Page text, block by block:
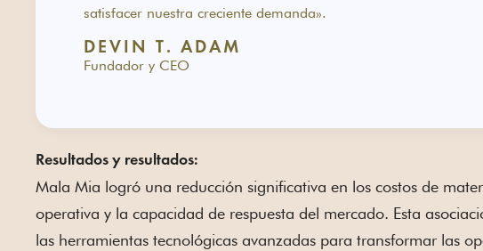
satisfacer nuestra creciente demanda».
DEVIN T. ADAM
Fundador y CEO
Resultados y resultados:
Mala Mia logró una reducción significativa en los costos de
operativa y la capacidad de respuesta del mercado. Esta
las herramientas tecnológicas avanzadas para transformar las